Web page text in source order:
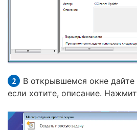
В открывшемся окне дайте
если хотите, описание.